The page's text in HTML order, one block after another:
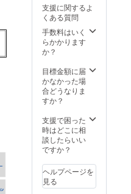
／
デュー
ロンタ
イ
プ）」
円（税
込））
・送料
は当社
いたし
まし
て、発
送手配
ます。
(国内配
送の
支援に関するよ
くある質問
手数料はいく
らかかります
か？
目標金額に届
かなかった場
合どうなりま
すか？
支援で困った
時はどこに相
談したらいい
ですか？
ヘルプページを
見る